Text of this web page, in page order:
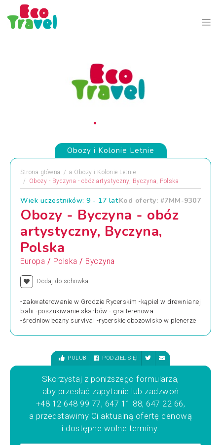
Obozy i Kolonie Letnie
Strona główna a Obozy i Kolonie Letnie
Obozy - Byczyna - obóz artystyczny, Byczyna, Polska
Wiek uczestników: 9 - 17 latKod oferty: #7MM-9307
Obozy - Byczyna - obóz
artystyczny, Byczyna,
Polska
Europa / Polska / Byczyna
Dodaj do schowka
-zakwaterowanie w Grodzie Rycerskim -kąpiel w drewnianej
balii -poszukiwanie skarbów - gra terenowa
-średniowieczny survival -rycerskie obozowisko w plenerze
POLUB PODZIEL SIĘ!
Skorzystaj z poniższego formularza,
aby przesłać zapytanie lub zadzwoń
+48 12 648 99 77, 647 11 88, 647 22 66,
a przedstawimy Ci aktualną ofertę cenową
i dostępne wolne terminy.